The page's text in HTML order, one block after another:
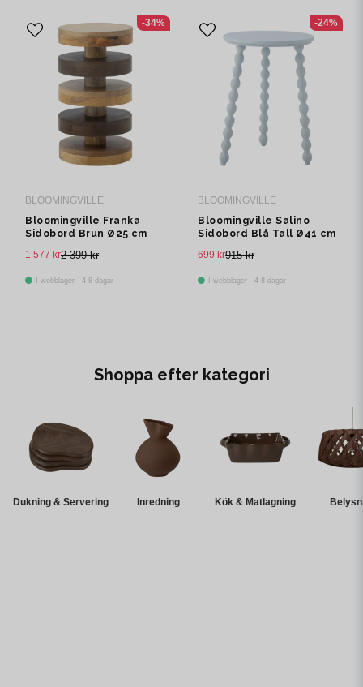
BLOOMINGVILLE
Bloomingville Franka
Sidobord Brun Ø25 cm
2 399 kr
1 577 kr
I webblager - 4-8 dagar
-34%
BLOOMINGVILLE
Bloomingville Salino
Sidobord Blå Tall Ø41 cm
915 kr
699 kr
I webblager - 4-8 dagar
-24%
Shoppa efter kategori
Dukning & Servering Inredning Kök & Matlagning